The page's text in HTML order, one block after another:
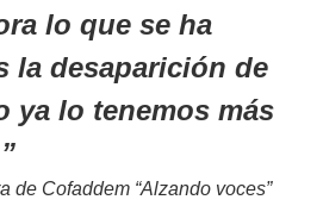
lo que se ha
la desaparición de
ya lo tenemos más
de Cofaddem “Alzando voces”